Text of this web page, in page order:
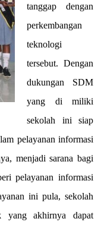
tanggap dengan
perkembangan
teknologi
tersebut. Dengan
dukungan SDM
yang di miliki
sekolah ini siap
pelayanan informasi
menjadi sarana bagi
pelayanan informasi
ini pula, sekolah
yang akhirnya dapat